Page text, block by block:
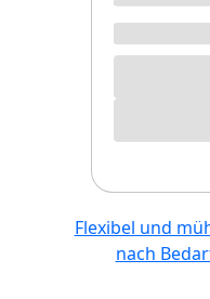
Flexibel und
nach